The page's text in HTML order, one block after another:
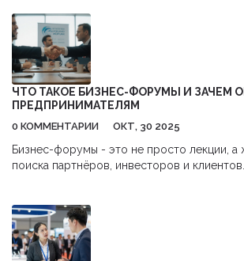
советы по выбору подходящей кредитной
Рассмотрим крупнейшие банки и
которые доминируют на рынке, а также
образом можно извлечь максимальную
использования кредитной карты. Мы также
полезную информацию о том, как
разумного использования кредитных карт.
ЧТО ТАКОЕ БИЗНЕС-ФОРУМЫ И ЗАЧЕМ
ПРЕДПРИНИМАТЕЛЯМ
0 КОММЕНТАРИИ ОКТ, 30 2025
Бизнес-форумы - это не просто лекции, а
поиска партнёров, инвесторов и